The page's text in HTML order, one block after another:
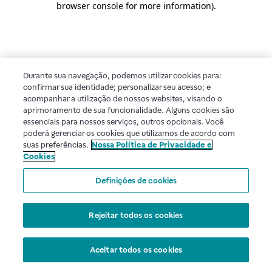
browser console for more information).
Durante sua navegação, podemos utilizar cookies para:
confirmar sua identidade; personalizar seu acesso; e
acompanhar a utilização de nossos websites, visando o
aprimoramento de sua funcionalidade. Alguns cookies são
essenciais para nossos serviços, outros opcionais. Você
poderá gerenciar os cookies que utilizamos de acordo com
suas preferências. Nossa Política de Privacidade e
Cookies
Definições de cookies
Rejeitar todos os cookies
Aceitar todos os cookies